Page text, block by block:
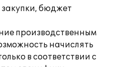
бюджет
производственным
начислять
в соответствии с